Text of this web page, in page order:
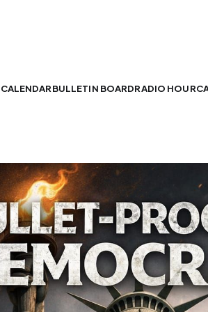
CALENDARBULLETIN BOARDRADIO HOUR